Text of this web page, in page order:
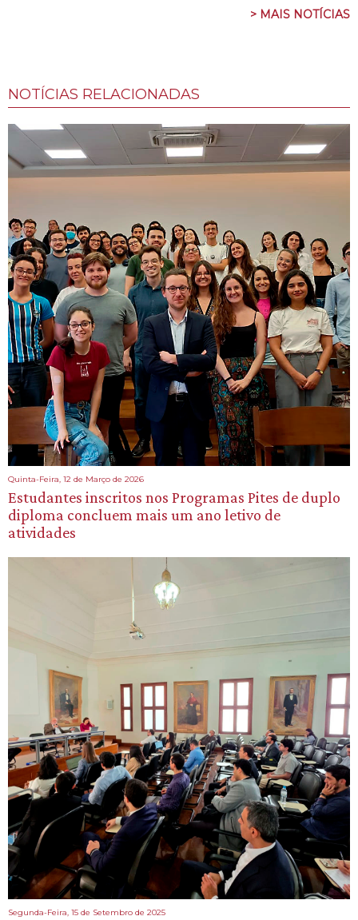
> MAIS NOTÍCIAS
NOTÍCIAS RELACIONADAS
Quinta-Feira, 12 de Março de 2026
Estudantes inscritos nos Programas Pites de duplo
diploma concluem mais um ano letivo de
atividades
Segunda-Feira, 15 de Setembro de 2025